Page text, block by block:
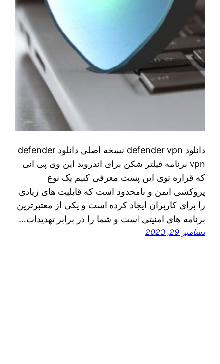
دانلود defender vpn نسخه اصلی دانلود defender
vpn برنامه فیلتر شکن برای اندروید این وی پی انی
که قراره توی اين پست معرفی کنیم یک نوع
پروکسی ایمن و نامحدود است که قابلیت های زیادی
را برای کاربران ایجاد کرده است و یکی از معتبرترین
برنامه های امنیتی است و شما را در برابر تهدیدات…
دسامبر 29, 2023